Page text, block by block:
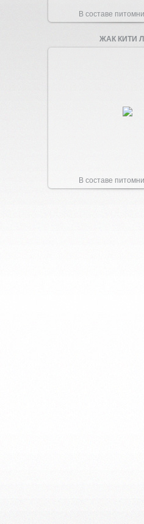
В составе
ЖАК КИТИ
Увеличить
В составе